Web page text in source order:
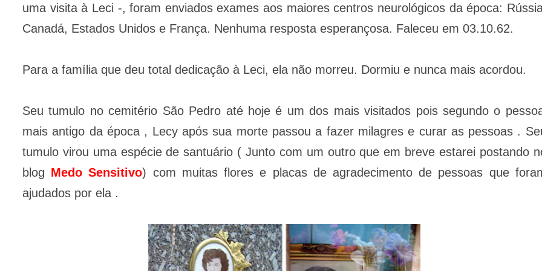
uma visita à Leci -, foram enviados exames aos maiores centros neurológicos da época:
Canadá, Estados Unidos e França. Nenhuma resposta esperançosa. Faleceu em 03.10.62.
Para a família que deu total dedicação à Leci, ela não morreu. Dormiu e nunca mais acordou.
Seu tumulo no cemitério São Pedro até hoje é um dos mais visitados pois segundo o
mais antigo da época , Lecy após sua morte passou a fazer milagres e curar as pessoas .
tumulo virou uma espécie de santuário ( Junto com um outro que em breve estarei postando
blog Medo Sensitivo) com muitas flores e placas de agradecimento de pessoas que
ajudados por ela .